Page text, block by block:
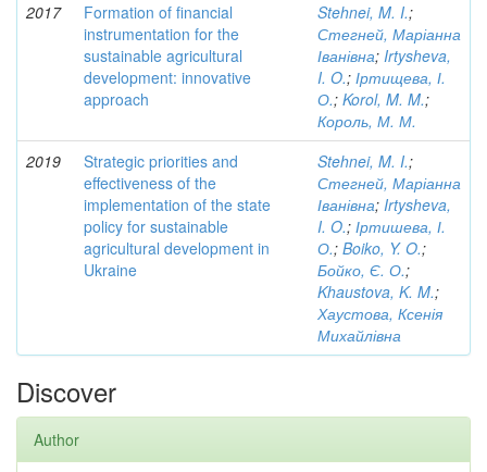
2017
Formation of financial
instrumentation for the
sustainable agricultural
development: innovative
approach
Stehnei, M. I.;
Стегней, Маріанна
Іванівна; Irtysheva,
I. O.; Іртищева, І.
О.; Korol, M. M.;
Король, М. М.
2019
Strategic priorities and
effectiveness of the
implementation of the state
policy for sustainable
agricultural development in
Ukraine
Stehnei, M. I.;
Стегней, Маріанна
Іванівна; Irtysheva,
I. O.; Іртишева, І.
О.; Boiko, Y. O.;
Бойко, Є. О.;
Khaustova, K. M.;
Хаустова, Ксенія
Михайлівна
Discover
Author